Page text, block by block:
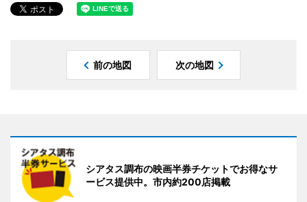
前の地図 次の地図
シアタス調布の映画半券チケットでお得なサ
ービス提供中。市内約200店掲載